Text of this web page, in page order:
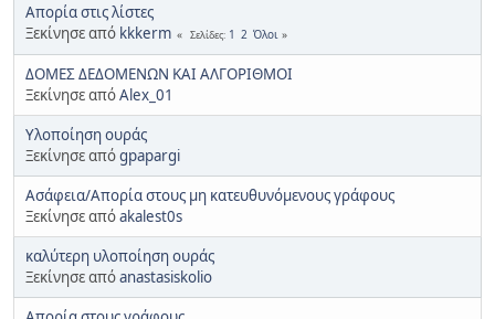
Απορία στις λίστες
Ξεκίνησε από kkkerm Σελίδες 1 2 Όλοι
ΔΟΜΕΣ ΔΕΔΟΜΕΝΩΝ ΚΑΙ ΑΛΓΟΡΙΘΜΟΙ
Ξεκίνησε απόAlex_01
Υλοποίηση ουράς
Ξεκίνησε απόgpapargi
Ασάφεια/Απορία στους μη κατευθυνόμενους γράφους
Ξεκίνησε απόakalest0s
καλύτερη υλοποίηση ουράς
Ξεκίνησε απόanastasiskolio